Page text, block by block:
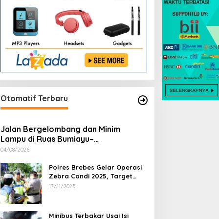
Otomatif Terbaru
Jalan Bergelombang dan Minim
Lampu di Ruas Bumiayu–
Bantarkawung Telan Korban, Innova
04/08/2026
Polres Brebes Gelar Operasi
Zebra Candi 2025, Target
Turunkan Kecelakaan dan
17/11/2025
Minibus Terbakar Usai Isi